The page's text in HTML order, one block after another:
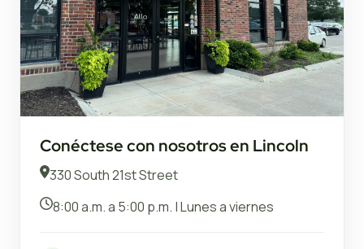
Conéctese con nosotros en Lincoln
330 South 21st Street
8:00 a.m. a 5:00 p.m. | Lunes a viernes